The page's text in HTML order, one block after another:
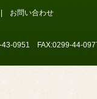
お問い合わせ
43-0951 FAX:0299-44-